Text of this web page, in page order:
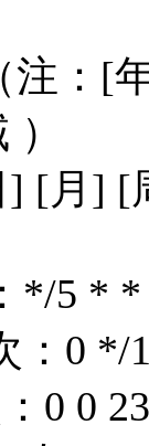
注：[
] [月]
*/5 *
：0 */
0 0